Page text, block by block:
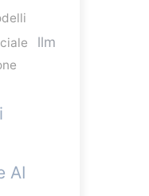
llm
AI